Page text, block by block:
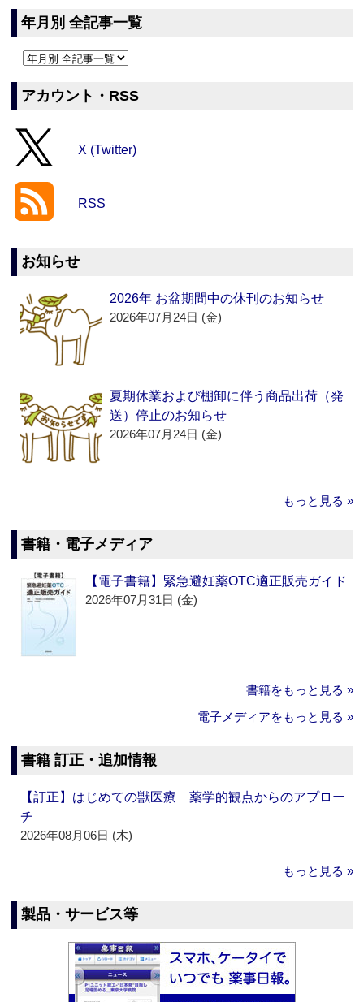
年月別 全記事一覧
アカウント・RSS
X (Twitter)
RSS
お知らせ
2026年 お盆期間中の休刊のお知らせ
2026年07月24日 (金)
夏期休業および棚卸に伴う商品出荷（発
送）停止のお知らせ
2026年07月24日 (金)
もっと見る »
書籍・電子メディア
【電子書籍】緊急避妊薬OTC適正販売ガイド
2026年07月31日 (金)
書籍をもっと見る »
電子メディアをもっと見る »
書籍 訂正・追加情報
【訂正】はじめての獣医療 薬学的観点からのアプロー
チ
2026年08月06日 (木)
もっと見る »
製品・サービス等